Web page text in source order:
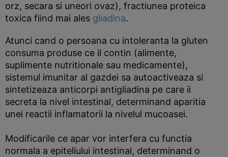
orz, secara si uneori ovaz), fractiunea proteica
toxica fiind mai ales gliadina.
Atunci cand o persoana cu intoleranta la gluten
consuma produse ce il contin (alimente,
suplimente nutritionale sau medicamente),
sistemul imunitar al gazdei sa autoactiveaza si
sintetizeaza anticorpi antigliadina pe care ii
secreta la nivel intestinal, determinand aparitia
unei reactii inflamatorii la nivelul mucoasei.
Modificarile ce apar vor interfera cu functia
normala a epiteliului intestinal, determinand o